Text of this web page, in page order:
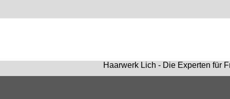
Haarwerk Lich - Die Experten für